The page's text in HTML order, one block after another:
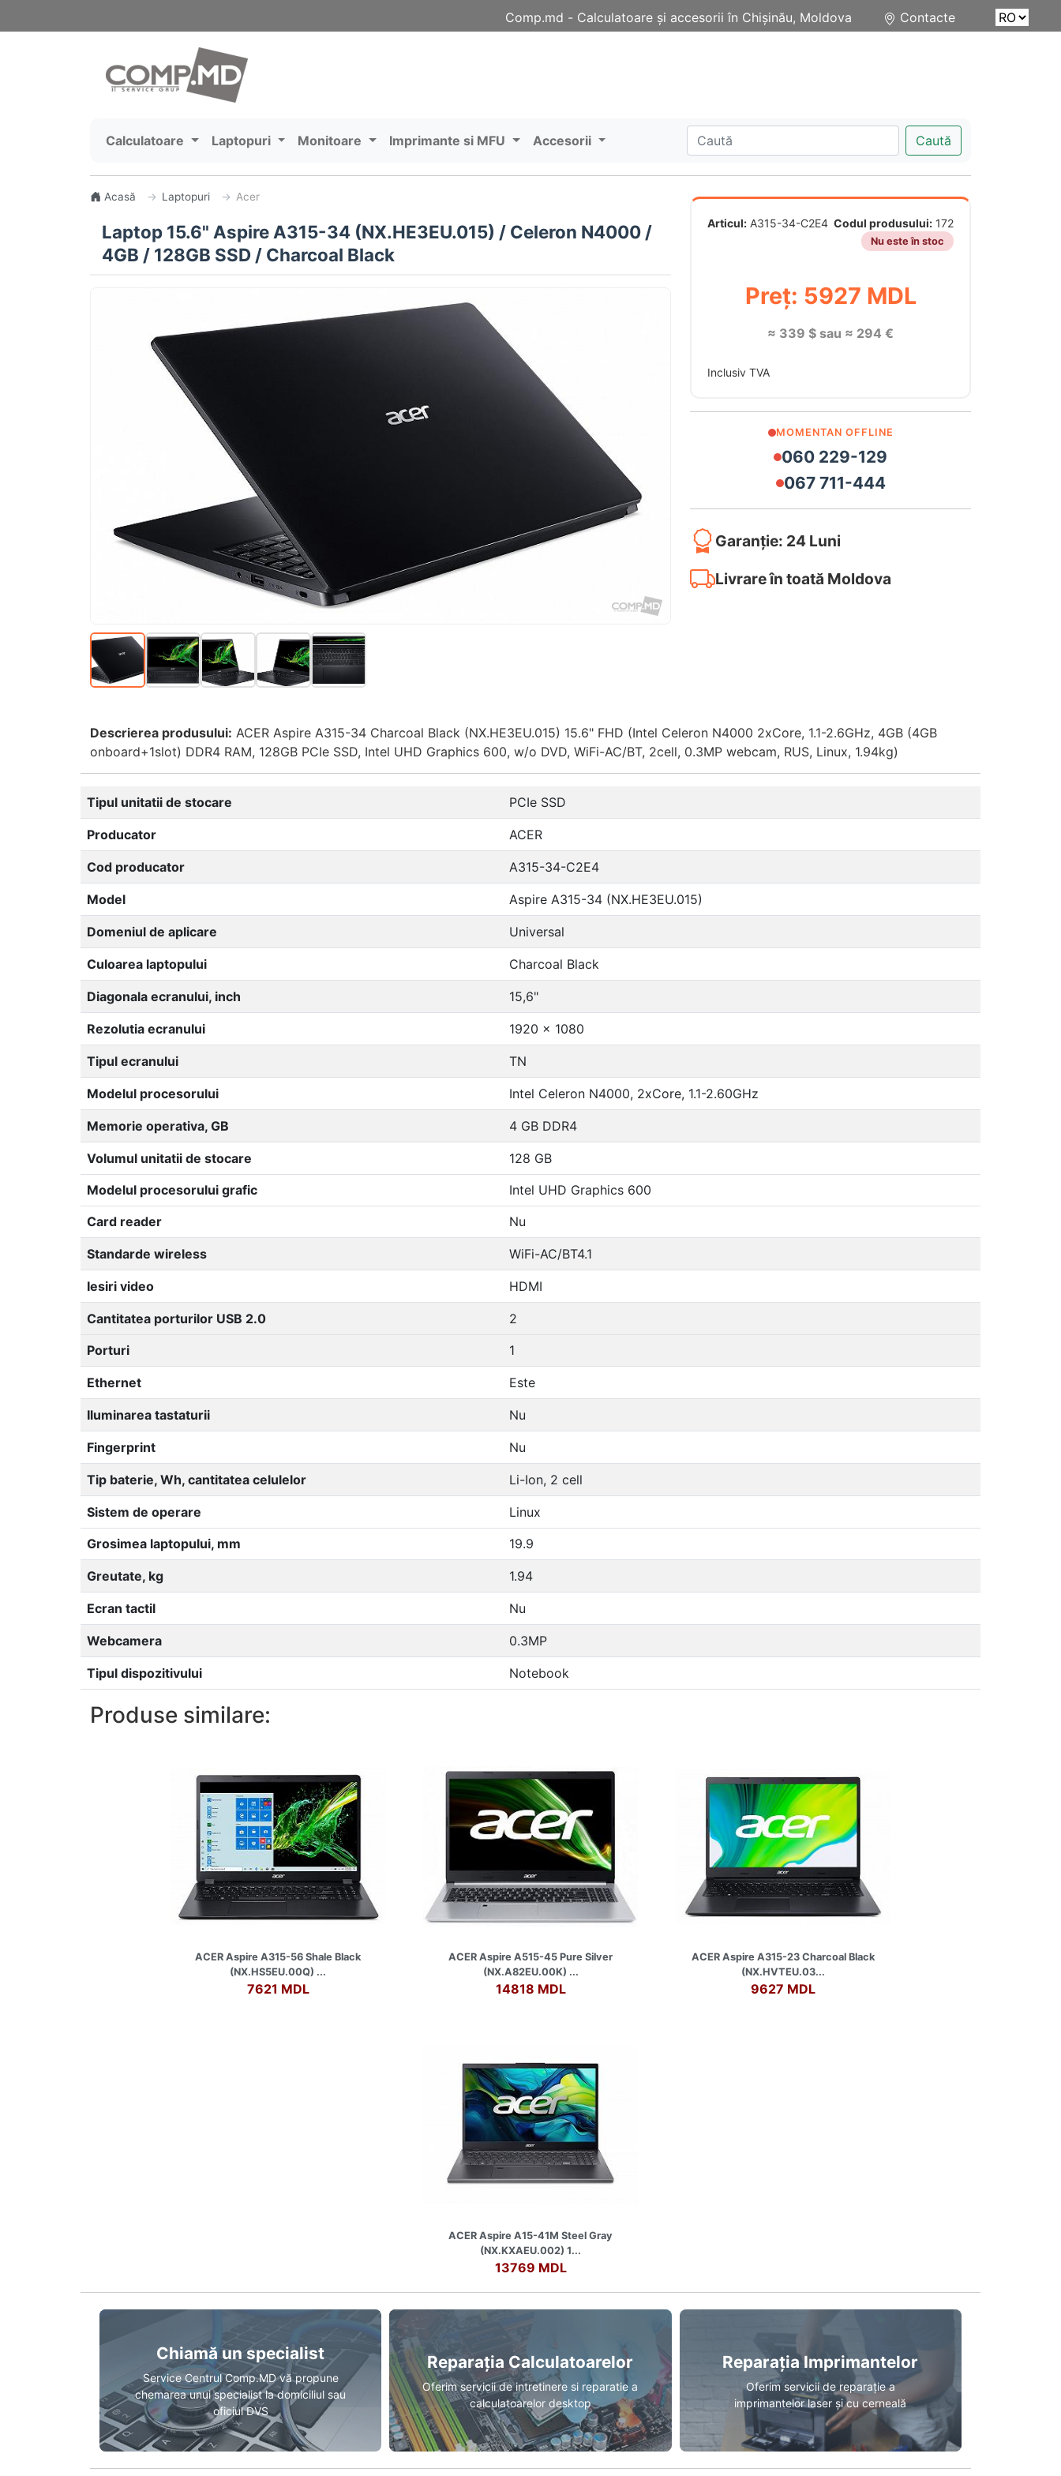
Contacte
Comp.md - Сalculatoare și accesorii în Chișinău, Moldova
Calculatoare Laptopuri Monitoare Imprimante si MFU Accesorii Caută
Acasă Laptopuri Acer
Laptop 15.6" Aspire A315-34 (NX.HE3EU.015) / Celeron N4000 /
4GB / 128GB SSD / Charcoal Black
Articul: A315-34-C2E4 Codul produsului: 172
Nu este în stoc
Preț: 5927 MDL
≈ 339 $ sau ≈ 294 €
Inclusiv TVA
MOMENTAN OFFLINE
060 229-129
067 711-444
Garanție: 24 Luni
Livrare în toată Moldova
Descrierea produsului: ACER Aspire A315-34 Charcoal Black (NX.HE3EU.015) 15.6" FHD (Intel Celeron N4000 2xCore, 1.1-2.6GHz, 4GB (4GB
onboard+1slot) DDR4 RAM, 128GB PCIe SSD, Intel UHD Graphics 600, w/o DVD, WiFi-AC/BT, 2cell, 0.3MP webcam, RUS, Linux, 1.94kg)
Tipul unitatii de stocare PCIe SSD
Producator ACER
Cod producator A315-34-C2E4
Model Aspire A315-34 (NX.HE3EU.015)
Domeniul de aplicare Universal
Culoarea laptopului Charcoal Black
Diagonala ecranului, inch 15,6"
Rezolutia ecranului 1920 x 1080
Tipul ecranului TN
Modelul procesorului Intel Celeron N4000, 2xCore, 1.1-2.60GHz
Memorie operativa, GB 4 GB DDR4
Volumul unitatii de stocare
128 GB
Modelul procesorului grafic
Intel UHD Graphics 600
Card reader
Nu
Standarde wireless WiFi-AC/BT4.1
Iesiri video HDMI
Cantitatea porturilor USB 2.0
2
Porturi
1
Ethernet Este
Iluminarea tastaturii Nu
Fingerprint Nu
Tip baterie, Wh, cantitatea celulelor Li-Ion, 2 cell
Sistem de operare
Linux
Grosimea laptopului, mm
19.9
Greutate, kg 1.94
Ecran tactil Nu
Webcamera 0.3MP
Tipul dispozitivului Notebook
Produse similare:
ACER Aspire A315-56 Shale Black
(NX.HS5EU.00Q) ...
7621 MDL
ACER Aspire A515-45 Pure Silver
(NX.A82EU.00K) ...
14818 MDL
ACER Aspire A315-23 Charcoal Black
(NX.HVTEU.03...
9627 MDL
ACER Aspire A15-41M Steel Gray
(NX.KXAEU.002) 1...
13769 MDL
Chiamă un specialist
Service Centrul Comp.MD vă propune
chemarea unui specialist la domiciliul sau
oficiul DVS
Reparația Calculatoarelor
Oferim servicii de intretinere si reparatie a
calculatoarelor desktop
Reparația Imprimantelor
Oferim servicii de reparație a
imprimantelor laser și cu cerneală